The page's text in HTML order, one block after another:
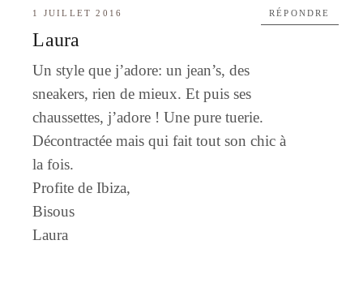
1 JUILLET 2016
Laura
Un style que j’adore: un jean’s, des
sneakers, rien de mieux. Et puis ses
chaussettes, j’adore ! Une pure tuerie.
Décontractée mais qui fait tout son chic à
la fois.
Profite de Ibiza,
Bisous
Laura
RÉPONDRE